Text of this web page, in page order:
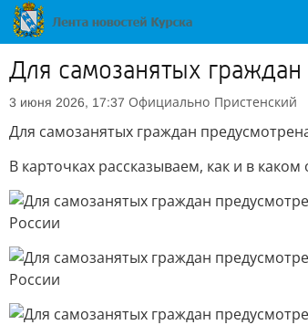
Для самозанятых
3 июня 2026, 17:37 Официально Пристенский
Для самозанятых граждан
В карточках рассказываем, как и в